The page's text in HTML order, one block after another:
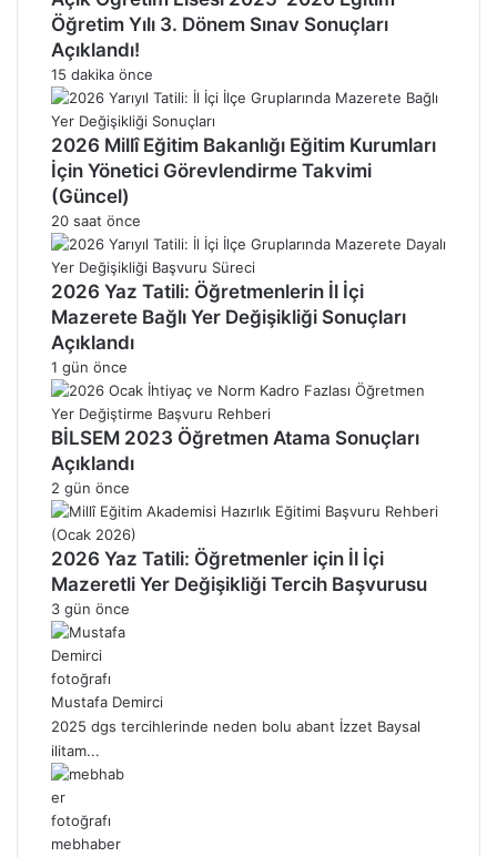
Öğretim Yılı 3. Dönem Sınav Sonuçları
Açıklandı!
15 dakika önce
2026 Millî Eğitim Bakanlığı Eğitim Kurumları
İçin Yönetici Görevlendirme Takvimi
(Güncel)
20 saat önce
2026 Yaz Tatili: Öğretmenlerin İl İçi
Mazerete Bağlı Yer Değişikliği Sonuçları
Açıklandı
1 gün önce
BİLSEM 2023 Öğretmen Atama Sonuçları
Açıklandı
2 gün önce
2026 Yaz Tatili: Öğretmenler için İl İçi
Mazeretli Yer Değişikliği Tercih Başvurusu
3 gün önce
Mustafa Demirci
2025 dgs tercihlerinde neden bolu abant İzzet Baysal
ilitam...
mebhaber